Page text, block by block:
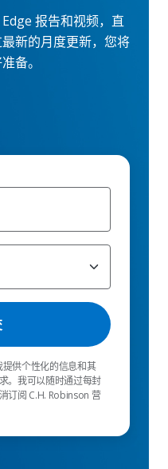
供个性化的信息和其
。我可以随时通过每封
订阅 C.H. Robinson 营
报告和视频，直
新的月度更新，您将
备。